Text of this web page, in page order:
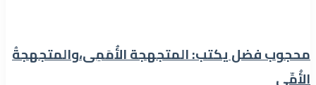
محجوب فضل يكتب: المتجهجة الأُمَمِی،والمتجهجةُ
الأُمِّی